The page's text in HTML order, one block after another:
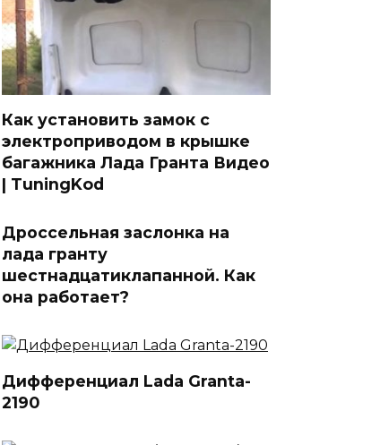
Как установить замок с
электроприводом в крышке
багажника Лада Гранта Видео
| TuningKod
Дроссельная заслонка на
лада гранту
шестнадцатиклапанной. Как
она работает?
Дифференциал Lada Granta-
2190